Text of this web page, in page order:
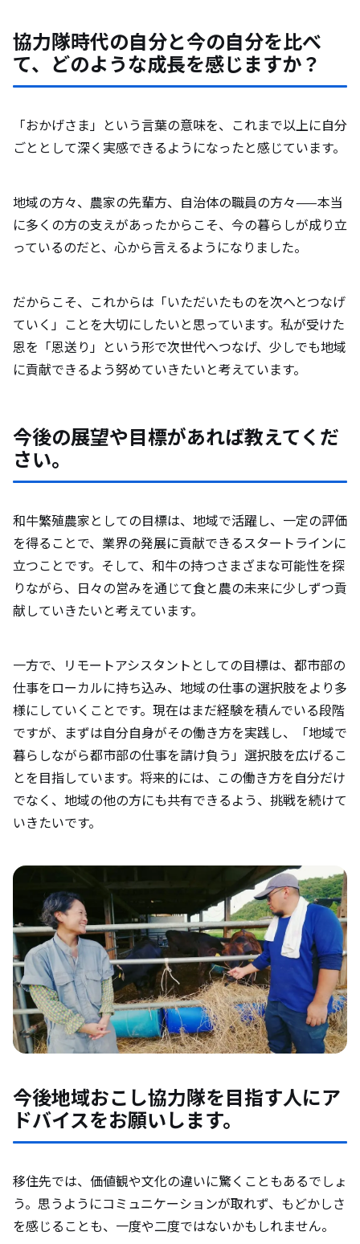
協力隊時代の自分と今の自分を比べ
て、どのような成長を感じますか？
「おかげさま」という言葉の意味を、これまで以上に自分
ごととして深く実感できるようになったと感じています。
地域の方々、農家の先輩方、自治体の職員の方々——本当
に多くの方の支えがあったからこそ、今の暮らしが成り立
っているのだと、心から言えるようになりました。
だからこそ、これからは「いただいたものを次へとつなげ
ていく」ことを大切にしたいと思っています。私が受けた
恩を「恩送り」という形で次世代へつなげ、少しでも地域
に貢献できるよう努めていきたいと考えています。
今後の展望や目標があれば教えてくだ
さい。
和牛繁殖農家としての目標は、地域で活躍し、一定の評価
を得ることで、業界の発展に貢献できるスタートラインに
立つことです。そして、和牛の持つさまざまな可能性を探
りながら、日々の営みを通じて食と農の未来に少しずつ貢
献していきたいと考えています。
一方で、リモートアシスタントとしての目標は、都市部の
仕事をローカルに持ち込み、地域の仕事の選択肢をより多
様にしていくことです。現在はまだ経験を積んでいる段階
ですが、まずは自分自身がその働き方を実践し、「地域で
暮らしながら都市部の仕事を請け負う」選択肢を広げるこ
とを目指しています。将来的には、この働き方を自分だけ
でなく、地域の他の方にも共有できるよう、挑戦を続けて
いきたいです。
今後地域おこし協力隊を目指す人にア
ドバイスをお願いします。
移住先では、価値観や文化の違いに驚くこともあるでしょ
う。思うようにコミュニケーションが取れず、もどかしさ
を感じることも、一度や二度ではないかもしれません。